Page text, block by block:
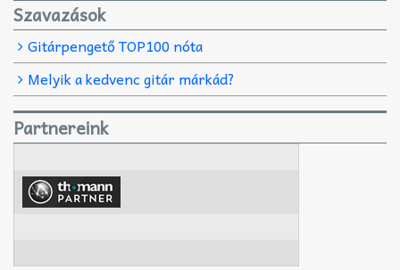
Szavazások
Gitárpengető TOP100 nóta
Melyik a kedvenc gitár márkád?
Partnereink